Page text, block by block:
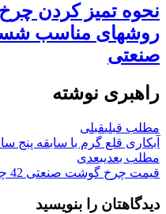
نحوه تمیز کردن
روشهای مناسب
صنعتی
راهبری نوشته
مطلب قبلیقبلی
آبکاری قلع گرم با سابقه پنج
مطلب بعدیبعدی
قیمت چرخ گوشت صنعتی 42 چقدر است؟
دیدگاهتان را بنویسید